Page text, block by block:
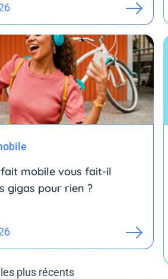
mobile vous fait-il
gigas pour rien ?
plus récents